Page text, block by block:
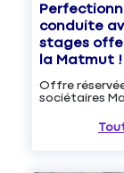
conduite
stages
la Matmut !
Offre
sociétaires